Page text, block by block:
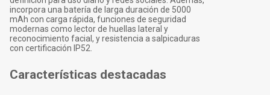
incorpora una batería de larga duración de 5000
mAh con carga rápida, funciones de seguridad
modernas como lector de huellas lateral y
reconocimiento facial, y resistencia a salpicaduras
con certificación IP52.
Características destacadas